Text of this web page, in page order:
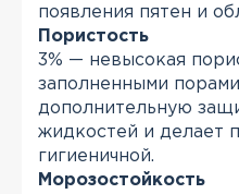
появления пятен и
Пористость
3% — невысокая
заполненными
дополнительную
жидкостей и делает
гигиеничной.
Морозостойкость